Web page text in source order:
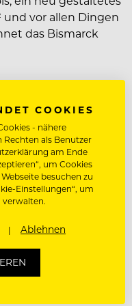
und vor allen Dingen
das Bismarck
und ein
langjährigen
nur
Philosophie von
zum wiederholten
bekommt
jeden Abend
5630 Bad
brutto pro
COOKIES
- nähere
als Benutzer
am Ende
um Cookies
besuchen zu
Einstellungen“, um
verwalten.
Ablehnen